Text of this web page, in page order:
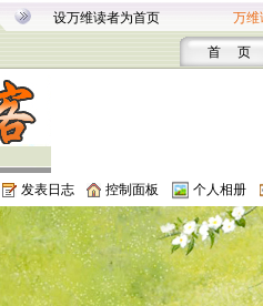
设万维读者为首页 万维
首 页
发表日志 控制面板 个人相册